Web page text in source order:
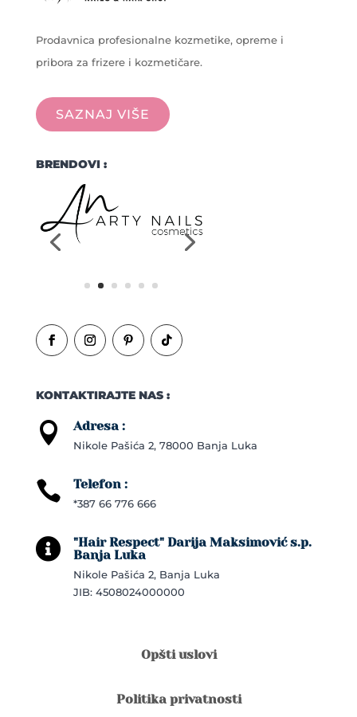
Prodavnica profesionalne kozmetike, opreme i
pribora za frizere i kozmetičare.
SAZNAJ VIŠE
BRENDOVI :
KONTAKTIRAJTE NAS :
 Adresa :
Nikole Pašića 2, 78000 Banja Luka
 Telefon :
*387 66 776 666

"Hair Respect" Darija Maksimović s.p.
Banja Luka
Nikole Pašića 2, Banja Luka
JIB: 4508024000000
Opšti uslovi
Politika privatnosti